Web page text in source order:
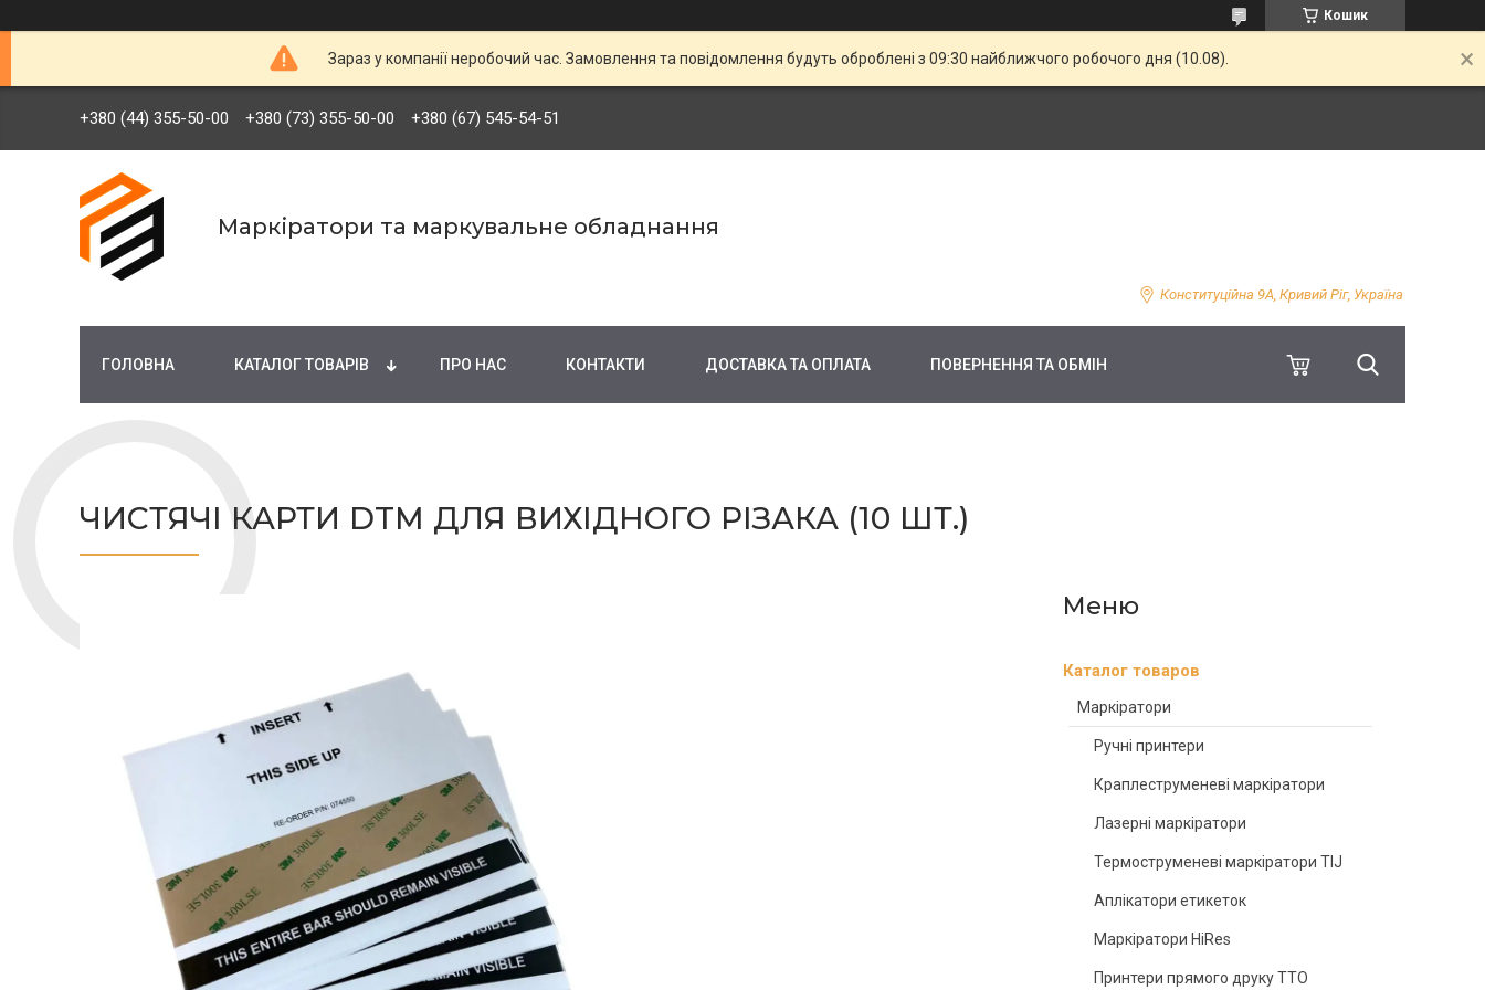
Кошик
Зараз у компанії неробочий час. Замовлення та повідомлення будуть оброблені з 09:30 найближчого робочого дня (10.08).
+380 (44) 355-50-00 +380 (73) 355-50-00 +380 (67) 545-54-51
Маркіратори та маркувальне обладнання
Конституційна 9А, Кривий Ріг, Україна
ГОЛОВНА КАТАЛОГ ТОВАРІВ ПРО НАС КОНТАКТИ ДОСТАВКА ТА ОПЛАТА ПОВЕРНЕННЯ ТА ОБМІН
ЧИСТЯЧІ КАРТИ DTM ДЛЯ ВИХІДНОГО РІЗАКА (10 ШТ.)
Каталог товаров
Маркіратори
Ручні принтери
Краплеструменеві маркіратори
Лазерні маркіратори
Термоструменеві маркіратори TIJ
Аплікатори етикеток
Маркіратори HiRes
Принтери прямого друку TTO